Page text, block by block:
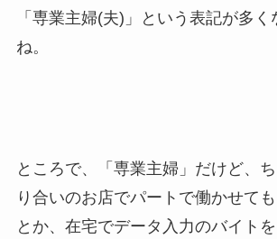
「専業主婦(夫)」という表記が多
ね。
ところで、「専業主婦」だけど、
り合いのお店でパートで働かせても
とか、在宅でデータ入力のバイト